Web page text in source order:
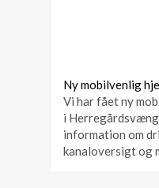
Ny mobilvenlig
Vi har fået ny
i
information om
kanaloversigt og